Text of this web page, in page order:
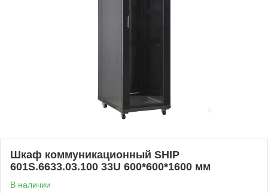
Шкаф коммуникационный SHIP
601S.6633.03.100 33U 600*600*1600 мм
В наличии